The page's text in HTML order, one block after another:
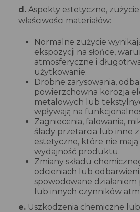
d.Aspekty estetyczne,
właściwości materiałów:
Normalne zużycie
ekspozycji na słońce,
atmosferyczne i
użytkowanie.
Drobne zarysowania,
powierzchowna korozja
metalowych lub
wpływają na
Zagniecenia, falowania,
ślady przetarcia lub inne
estetyczne, które nie mają
wydajność produktu.
Zmiany składu
odcieniach lub
spowodowane działaniem
lub innych czynników
e.Uszkodzenia chemiczne